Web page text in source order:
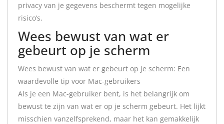
privacy van je gegevens beschermt tegen mogelijke
risico’s.
Wees bewust van wat er
gebeurt op je scherm
Wees bewust van wat er gebeurt op je scherm: Een
waardevolle tip voor Mac-gebruikers
Als je een Mac-gebruiker bent, is het belangrijk om
bewust te zijn van wat er op je scherm gebeurt. Het lijkt
misschien vanzelfsprekend, maar het kan gemakkelijk